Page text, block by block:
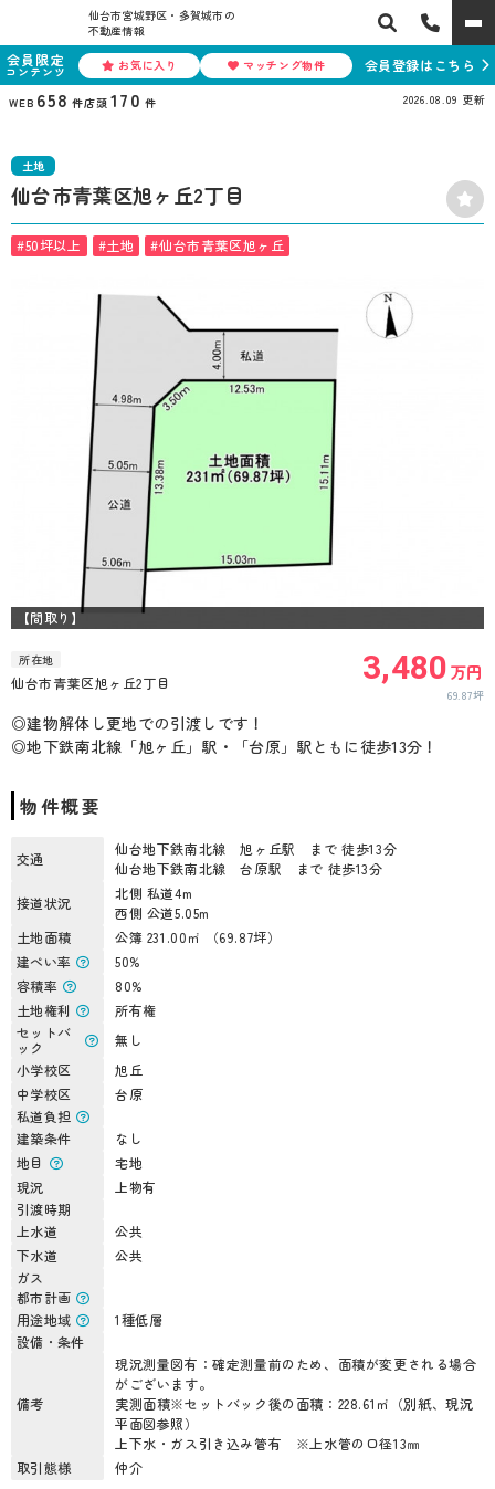
仙台市宮城野区・多賀城市の
不動産情報
会員限定
コンテンツ お気に入り マッチング物件 会員登録はこちら
WEB 658 件店頭 170 件 2026.08.09 更新
土地
仙台市青葉区旭ヶ丘2丁目
#50坪以上 #土地 #仙台市青葉区旭ヶ丘
【間取り】
所在地
仙台市青葉区旭ヶ丘2丁目 3,480万円
69.87坪
◎建物解体し更地での引渡しです！
◎地下鉄南北線「旭ヶ丘」駅・「台原」駅ともに徒歩13分！
物件概要
交通
仙台地下鉄南北線 旭ヶ丘駅 まで 徒歩13分
仙台地下鉄南北線 台原駅 まで 徒歩13分
接道状況
北側 私道4m
西側 公道5.05m
土地面積
公簿 231.00㎡ （69.87坪）
建ぺい率
50%
容積率
80%
土地権利
所有権
セットバ
ック
無し
小学校区
旭丘
中学校区
台原
私道負担
建築条件
なし
地目
宅地
現況
上物有
引渡時期
上水道
公共
下水道
公共
ガス
都市計画
用途地域
1種低層
設備・条件
備考
現況測量図有：確定測量前のため、面積が変更される場合
がございます。
実測面積※セットバック後の面積：228.61㎡（別紙、現況
平面図参照）
上下水・ガス引き込み管有 ※上水管の口径13㎜
取引態様
仲介